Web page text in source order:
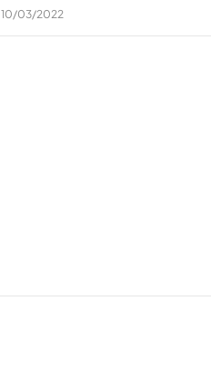
10/03/2022